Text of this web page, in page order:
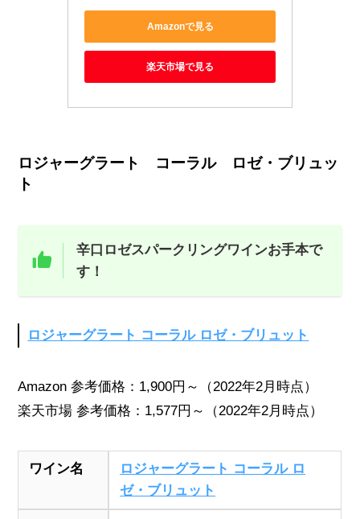
Amazonで見る
楽天市場で見る
ロジャーグラート コーラル ロゼ・ブリュッ
ト
辛口ロゼスパークリングワインお手本で
す！
ロジャーグラート コーラル ロゼ・ブリュット
Amazon 参考価格：1,900円～（2022年2月時点）
楽天市場 参考価格：1,577円～（2022年2月時点）
ワイン名
ロジャーグラート コーラル ロ
ゼ・ブリュット